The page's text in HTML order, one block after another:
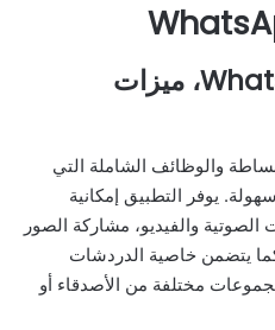
تطبيق واتساب WhatsApp، ميزات
والوظائف الشاملة التي
يوفر التطبيق إمكانية
الصوتية والفيديو، مشاركة الصور
يتضمن خاصية الدردشات
مختلفة من الأصدقاء أو